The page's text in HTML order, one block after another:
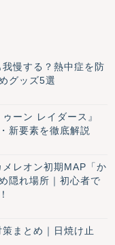
慢する？熱中症を防
グッズ5選
ーン レイダース』
新要素を徹底解説
レオン初期MAP「か
隠れ場所｜初心者で
まとめ｜日焼け止